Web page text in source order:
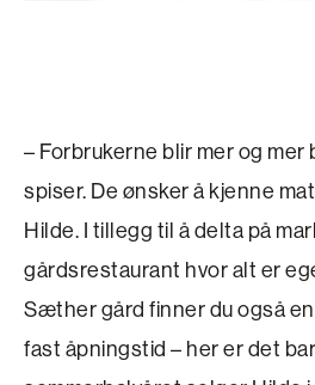
– Forbrukerne blir mer og mer
spiser. De ønsker å kjenne
Hilde. I tillegg til å delta på
gårdsrestaurant hvor alt er
Sæther gård finner du også
fast ­åpnings­tid – her er det